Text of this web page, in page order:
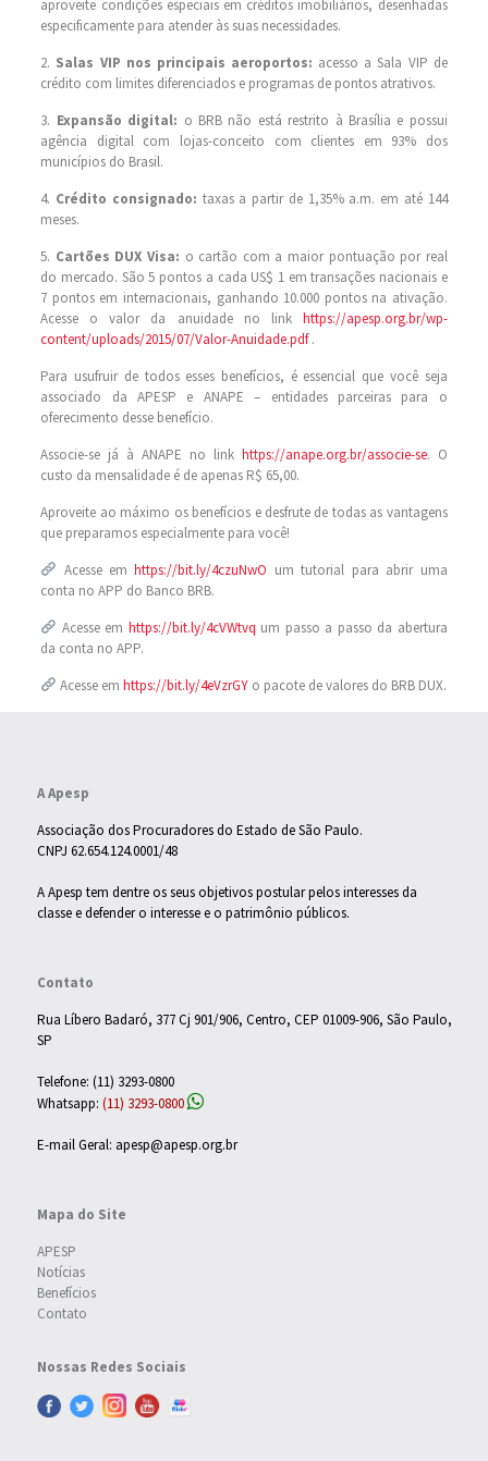
aproveite condições especiais em créditos imobiliários, desenhadas
especificamente para atender às suas necessidades.
2. Salas VIP nos principais aeroportos: acesso a Sala VIP de
crédito com limites diferenciados e programas de pontos atrativos.
3. Expansão digital: o BRB não está restrito à Brasília e possui
agência digital com lojas-conceito com clientes em 93% dos
municípios do Brasil.
4. Crédito consignado: taxas a partir de 1,35% a.m. em até 144
meses.
5. Cartões DUX Visa: o cartão com a maior pontuação por real
do mercado. São 5 pontos a cada US$ 1 em transações nacionais e
7 pontos em internacionais, ganhando 10.000 pontos na ativação.
Acesse o valor da anuidade no link https://apesp.org.br/wp-
content/uploads/2015/07/Valor-Anuidade.pdf.
Para usufruir de todos esses benefícios, é essencial que você seja
associado da APESP e ANAPE – entidades parceiras para o
oferecimento desse benefício.
Associe-se já à ANAPE no link https://anape.org.br/associe-se. O
custo da mensalidade é de apenas R$ 65,00.
Aproveite ao máximo os benefícios e desfrute de todas as vantagens
que preparamos especialmente para você!
Acesse emhttps://bit.ly/4czuNwO um tutorial para abrir uma
conta no APP do Banco BRB.
Acesse em https://bit.ly/4cVWtvq um passo a passo da abertura
da conta no APP.
Acesse emhttps://bit.ly/4eVzrGY o pacote de valores do BRB DUX.
A Apesp
Associação dos Procuradores do Estado de São Paulo.
CNPJ 62.654.124.0001/48
A Apesp tem dentre os seus objetivos postular pelos interesses da
classe e defender o interesse e o patrimônio públicos.
Contato
Rua Líbero Badaró, 377 Cj 901/906, Centro, CEP 01009-906, São Paulo,
SP
Telefone: (11) 3293-0800
Whatsapp: (11) 3293-0800
E-mail Geral: apesp@apesp.org.br
Mapa do Site
APESP
Notícias
Benefícios
Contato
Nossas Redes Sociais